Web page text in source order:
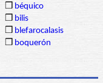
❒ béquico
❒ bilis
❒ blefarocalasis
❒ boquerón